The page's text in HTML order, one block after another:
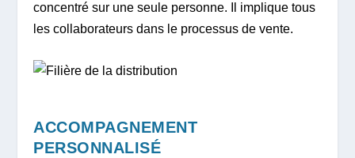
concentré sur une seule personne. Il implique tous
les collaborateurs dans le processus de vente.
ACCOMPAGNEMENT
PERSONNALISÉ